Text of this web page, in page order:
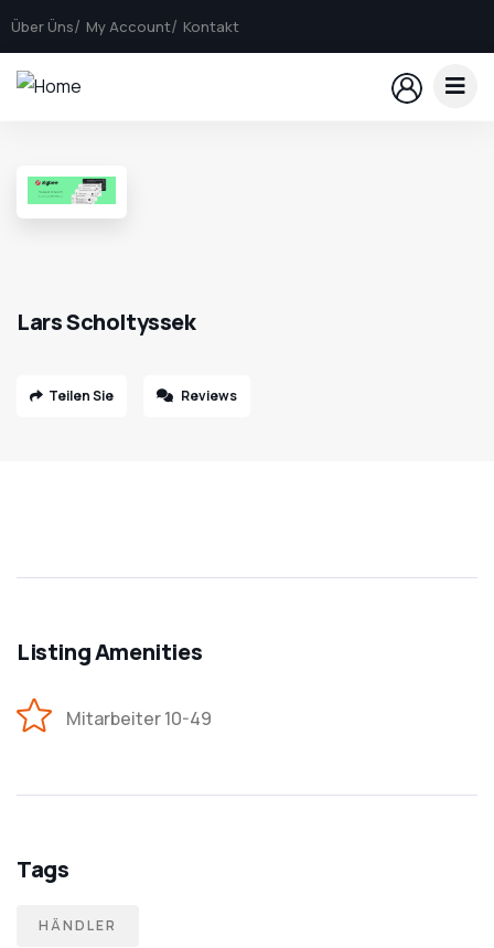
Über Üns My Account Kontakt
Lars Scholtyssek
Teilen Sie Reviews
Listing Amenities
Mitarbeiter 10-49
Tags
HÄNDLER